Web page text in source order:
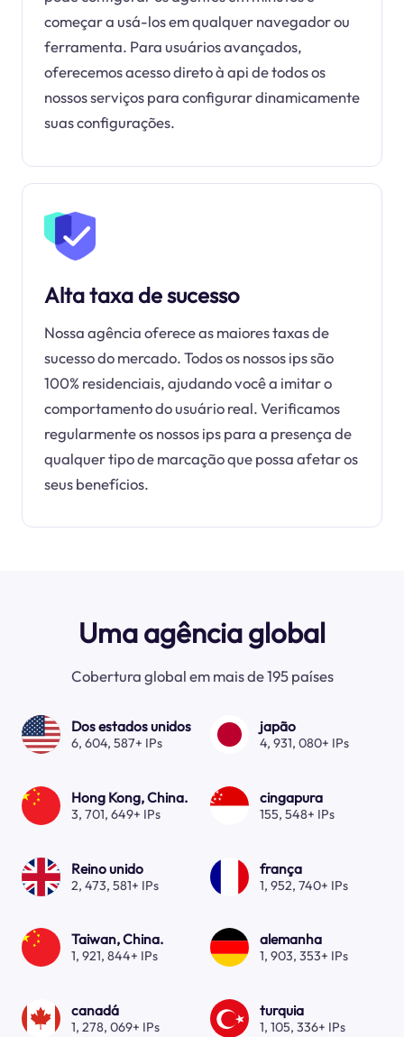
começar a usá-los em qualquer navegador ou
ferramenta. Para usuários avançados,
oferecemos acesso direto à api de todos os
nossos serviços para configurar dinamicamente
suas configurações.
Alta taxa de sucesso
Nossa agência oferece as maiores taxas de
sucesso do mercado. Todos os nossos ips são
100% residenciais, ajudando você a imitar o
comportamento do usuário real. Verificamos
regularmente os nossos ips para a presença de
qualquer tipo de marcação que possa afetar os
seus benefícios.
Uma agência global
Cobertura global em mais de 195 países
Dos estados unidos
6, 604, 587+ IPs
japão
4, 931, 080+ IPs
Hong Kong, China.
3, 701, 649+ IPs
cingapura
155, 548+ IPs
Reino unido
2, 473, 581+ IPs
frança
1, 952, 740+ IPs
Taiwan, China.
1, 921, 844+ IPs
alemanha
1, 903, 353+ IPs
canadá
1, 278, 069+ IPs
turquia
1, 105, 336+ IPs